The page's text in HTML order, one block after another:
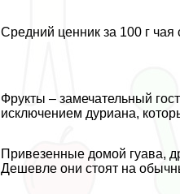
Средний ценник за 100 г чая
Фрукты – замечательный
исключением дуриана,
Привезенные домой гуава,
Дешевле они стоят на